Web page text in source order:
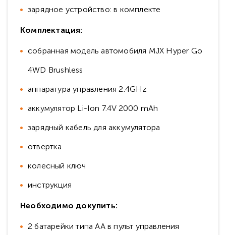
зарядное устройство: в комплекте
Комплектация:
собранная модель автомобиля MJX Hyper Go
4WD Brushless
аппаратура управления 2.4GHz
аккумулятор Li-Ion 7.4V 2000 mAh
зарядный кабель для аккумулятора
отвертка
колесный ключ
инструкция
Необходимо докупить:
2 батарейки типа АА в пульт управления